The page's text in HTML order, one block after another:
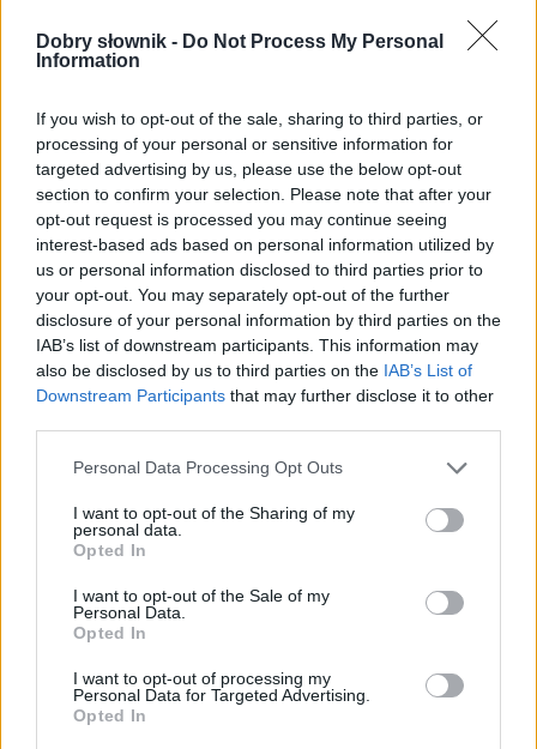
Dobry słownik - Do Not Process My Personal
Information
If you wish to opt-out of the sale, sharing to third parties, or
processing of your personal or sensitive information for
targeted advertising by us, please use the below opt-out
section to confirm your selection. Please note that after your
opt-out request is processed you may continue seeing
interest-based ads based on personal information utilized by
us or personal information disclosed to third parties prior to
your opt-out. You may separately opt-out of the further
disclosure of your personal information by third parties on the
IAB’s list of downstream participants. This information may
also be disclosed by us to third parties on the IAB’s List of
Downstream Participants that may further disclose it to other
Please note that this website/app uses one or more Google
not limited to your visit or usage behaviour. You may click to
grant or deny consent to Google and its third-party tags to
use your data for below specified purposes in below Google
consent section.
Personal Data Processing Opt Outs
I want to opt-out of the Sharing of my
personal data.
Opted In
I want to opt-out of the Sale of my
Personal Data.
Opted In
I want to opt-out of processing my
Personal Data for Targeted Advertising.
Opted In
Pozostały wątpliwości? Brakuje czegoś w haśle?
Zobacz, co zyskują abonenci Dobrego słownika.
SPRAWDŹ
Często sprawdzane
Przymiotnik od Drezno
Przez jakie (c)h się śmiać?
Jeszcze o wymowie
Ciekawostki
od Sasa do Lasa— Z tym Sasem to nieprawda
innymi słowy— Skąd wzięła się forma